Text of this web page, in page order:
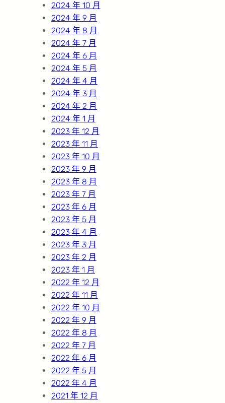
2024 年 10 月
2024 年 9 月
2024 年 8 月
2024 年 7 月
2024 年 6 月
2024 年 5 月
2024 年 4 月
2024 年 3 月
2024 年 2 月
2024 年 1 月
2023 年 12 月
2023 年 11 月
2023 年 10 月
2023 年 9 月
2023 年 8 月
2023 年 7 月
2023 年 6 月
2023 年 5 月
2023 年 4 月
2023 年 3 月
2023 年 2 月
2023 年 1 月
2022 年 12 月
2022 年 11 月
2022 年 10 月
2022 年 9 月
2022 年 8 月
2022 年 7 月
2022 年 6 月
2022 年 5 月
2022 年 4 月
2021 年 12 月